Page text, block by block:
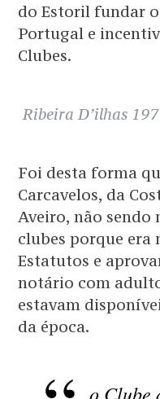
do Estoril fundar
Portugal e
Clubes.
Ribeira D’ilhas
Foi desta forma
Carcavelos, da
Aveiro, não
clubes porque era
Estatutos e
notário com
estavam
da época.
o Clube